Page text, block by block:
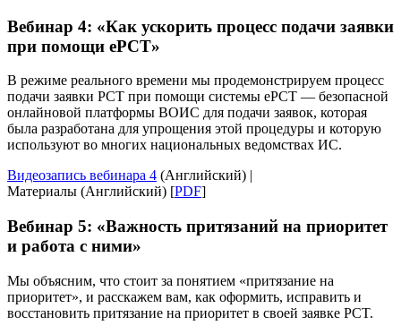
Вебинар 4: «Как ускорить процесс подачи заявки
при помощи ePCT»
В режиме реального времени мы продемонстрируем процесс
подачи заявки PCT при помощи системы ePCT — безопасной
онлайновой платформы ВОИС для подачи заявок, которая
была разработана для упрощения этой процедуры и которую
используют во многих национальных ведомствах ИС.
Видеозапись вебинара 4 (Английский) |
Материалы (Английский) [PDF]
Вебинар 5: «Важность притязаний на приоритет
и работа с ними»
Мы объясним, что стоит за понятием «притязание на
приоритет», и расскажем вам, как оформить, исправить и
восстановить притязание на приоритет в своей заявке PCT.